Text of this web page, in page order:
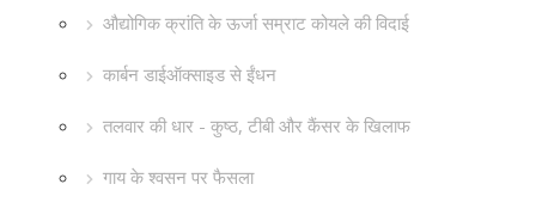
औद्योगिक क्रांति के ऊर्जा सम्राट कोयले की विदाई
कार्बन डाईऑक्साइड से ईंधन
तलवार की धार - कुष्ठ, टीबी और कैंसर के खिलाफ
गाय के श्वसन पर फैसला